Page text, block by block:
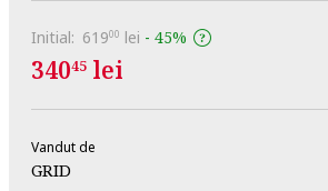
Initial: 61900 lei - 45%
34045 lei
Vandut de
GRID